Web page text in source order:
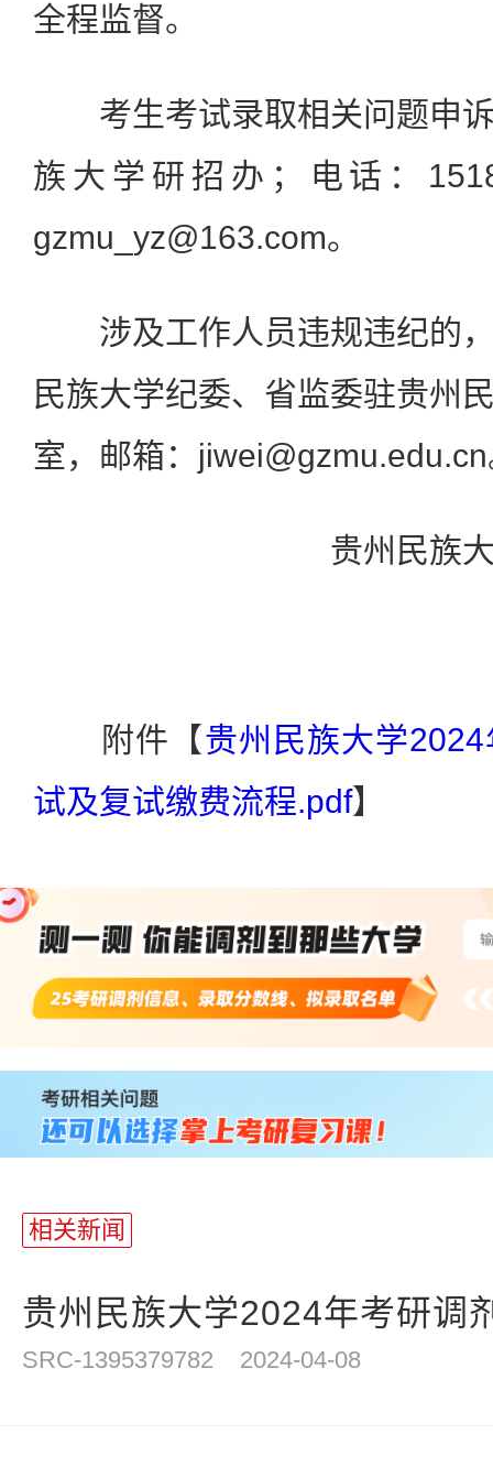
全程监督。
考生考试录取相关问题申诉
族大学研招办；电话：
gzmu_yz@163.com。
涉及工作人员违规违纪的，
民族大学纪委、省监委驻贵州
室，邮箱：
贵州民族
附件【贵州民族大学
试及复试缴费流程.pdf】
相关新闻
贵州民族大学2024年考研调
SRC-1395379782 2024-04-08